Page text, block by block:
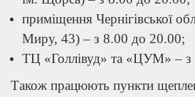
приміщення Чернігівської
Миру, 43) – з 8.00 до 20.00;
ТЦ «Голлівуд» та «ЦУМ» – з
Також працюють пункти